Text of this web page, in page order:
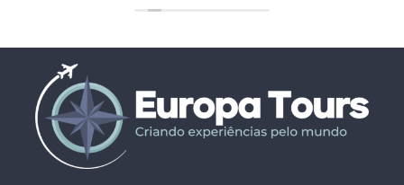
até que eu estivesse no destino final.
explicando a história do lugar, amizades que fiz no
grupo… tudo tornou essa experiência incrível.
Meu sonho foi realizado de forma fantástica.